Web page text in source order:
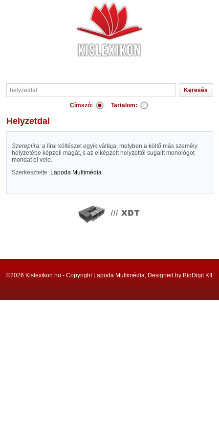
Címszó: Tartalom:
helyzetdal
Szereplíra:a Iírai költészet egyik válfaja, melyben a költő más személy
helyzetébe képzeli magát, s az elképzelt helyzettől sugallt monológot
mondat el vele.
Szerkesztette: Lapoda Multimédia
©2026 Kislexikon.hu - Copyright Lapoda Multimédia, Designed by BioDigit Kft.